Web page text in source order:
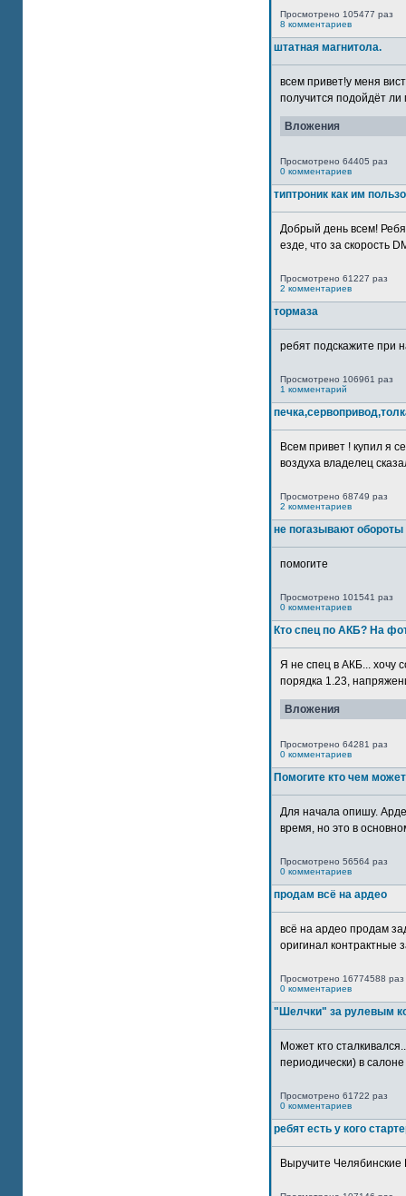
Просмотрено 105477 раз
8 комментариев
штатная магнитола.
всем привет!у меня
получится подойдёт ли
Вложения
Просмотрено 64405 раз
0 комментариев
типтроник как им
Добрый день всем!
езде, что за скорость
Просмотрено 61227 раз
2 комментариев
тормаза
ребят подскажите при
Просмотрено 106961 раз
1 комментарий
Всем привет ! купил я
воздуха владелец
Просмотрено 68749 раз
2 комментариев
не погазывают обороты
помогите
Просмотрено 101541 раз
0 комментариев
Кто спец по АКБ? На
Я не спец в АКБ... хочу
порядка 1.23,
Вложения
Просмотрено 64281 раз
0 комментариев
Помогите кто чем может
Для начала опишу.
время, но это в
Просмотрено 56564 раз
0 комментариев
продам всё на ардео
всё на ардео продам
оригинал контрактные
Просмотрено 16774588 раз
0 комментариев
"Шелчки" за рулевым
Может кто
периодически) в
Просмотрено 61722 раз
0 комментариев
ребят есть у кого
Выручите